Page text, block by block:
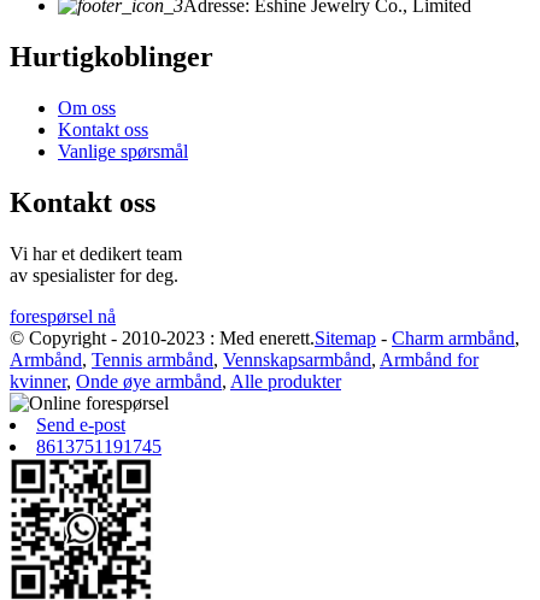
Adresse: Eshine Jewelry Co., Limited
Hurtigkoblinger
Om oss
Kontakt oss
Vanlige spørsmål
Kontakt oss
Vi har et dedikert team
av spesialister for deg.
forespørsel nå
© Copyright - 2010-2023 : Med enerett.Sitemap - Charm armbånd,
Armbånd, Tennis armbånd, Vennskapsarmbånd, Armbånd for
kvinner, Onde øye armbånd, Alle produkter
Send e-post
8613751191745